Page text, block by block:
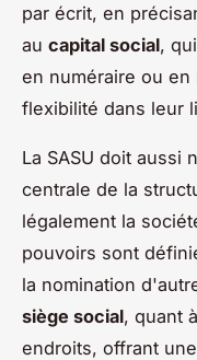
par écrit, en
au capital social,
en numéraire ou
flexibilité dans leur
La SASU doit aussi
centrale de la
légalement la
pouvoirs sont
la nomination
siège social, quant
endroits, offrant